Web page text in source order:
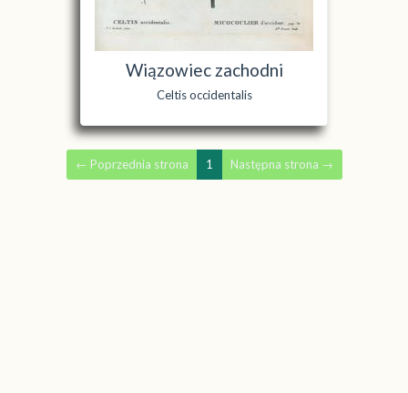
Wiązowiec zachodni
Celtis occidentalis
← Poprzednia strona 1 Następna strona →